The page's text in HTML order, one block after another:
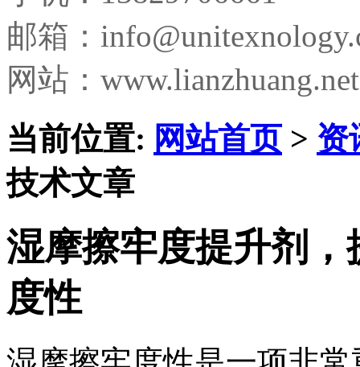
邮箱：
网站：www.lianzhuang.net
当前位置: 网站首页> 资
技术文章
湿摩擦牢度提升剂
度性